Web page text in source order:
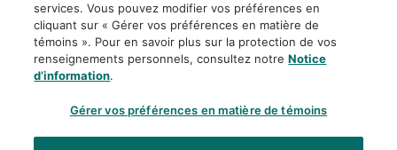
PARAMÈTRES DES
TÉMOINS
services. Vous pouvez modifier vos préférences en
cliquant sur « Gérer vos préférences en matière de
témoins ». Pour en savoir plus sur la protection de vos
renseignements personnels, consultez notreNotice
d’information.
Gérer vos préférences en matière de témoins